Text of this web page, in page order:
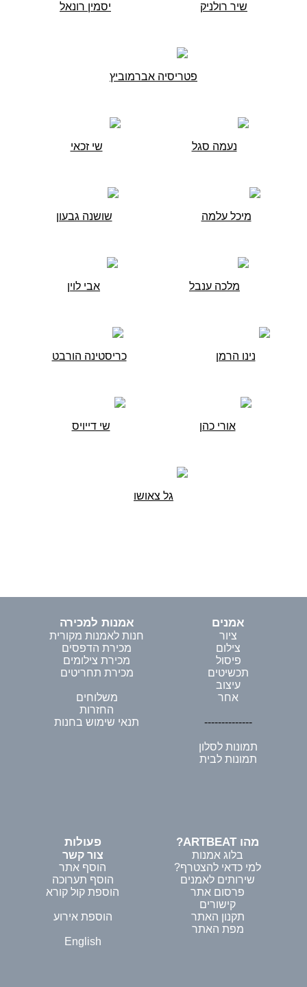
שיר רולניק יסמין רונאל
פטריסיה אברמוביץ
נעמה סגל שי זכאי
מיכל עלמה שושנה גבעון
מלכה ענבל אבי לוין
נינו הרמן כריסטינה הורבט
אורי כהן שי דייויס
גל צאושו
אמנים
ציור
צילום
פיסול
תכשיטים
עיצוב
אחר
--------------
תמונות לסלון
תמונות לבית
אמנות למכירה
חנות לאמנות מקורית
מכירת הדפסים
מכירת צילומים
מכירת תחריטים
משלוחים
החזרות
תנאי שימוש בחנות
מהו ARTBEAT?
בלוג אמנות
למי כדאי להצטרף?
שירותים לאמנים
פרסום אתר
קישורים
תקנון האתר
מפת האתר
פעולות
צור קשר
הוסף אתר
הוסף תערוכה
הוספת קול קורא
הוספת אירוע
English